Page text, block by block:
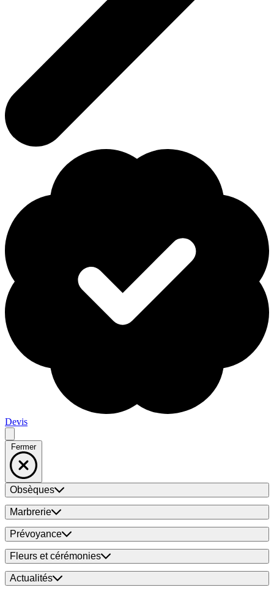
Devis
Fermer
Obsèques
Marbrerie
Prévoyance
Fleurs et cérémonies
Actualités